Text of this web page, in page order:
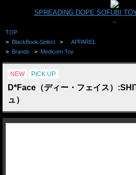
SPREADING DOPE SOFUBI
TOP
> BlackBook Select > APPAREL
> Brands > Medicom Toy
NEW PICK UP
D*Face（ディー・フェイス）
ュ）